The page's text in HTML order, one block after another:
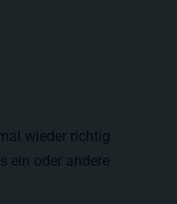
wieder richtig
ein oder andere